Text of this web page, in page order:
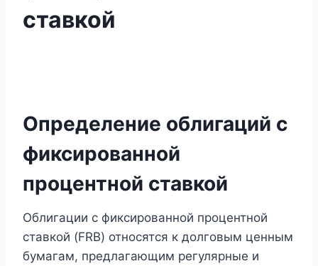
ставкой
Определение облигаций с
фиксированной
процентной ставкой
Облигации с фиксированной процентной
ставкой (FRB) относятся к долговым ценным
бумагам, предлагающим регулярные и